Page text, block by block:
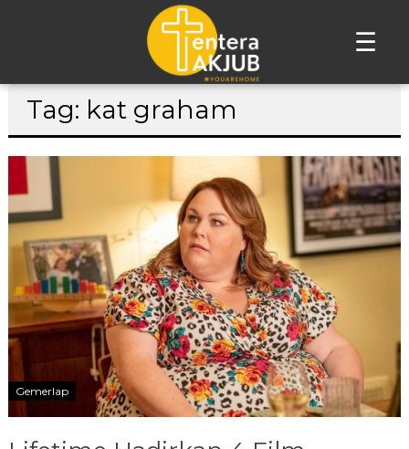
☰
Lompat
Tag: kat graham
Gemerlap